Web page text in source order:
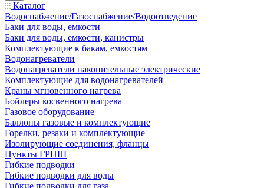
Каталог
Водоснабжение/Газоснабжение/Водоотведение
Баки для воды, емкости
Баки для воды, емкости, канистры
Комплектующие к бакам, емкостям
Водонагреватели
Водонагреватели накопительные электрические
Комплектующие для водонагревателей
Краны мгновенного нагрева
Бойлеры косвенного нагрева
Газовое оборудование
Баллоны газовые и комплектующие
Горелки, резаки и комплектующие
Изолирующие соединения, фланцы
Пункты ГРПШ
Гибкие подводки
Гибкие подводки для воды
Гибкие подводки для газа